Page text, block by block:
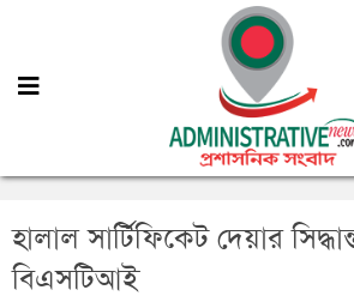
হালাল সার্টিফিকেট দেয়ার
বিএসটিআই